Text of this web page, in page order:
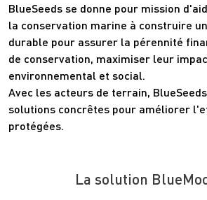
BlueSeeds se donne pour mission
la conservation marine à construire
durable pour assurer la pérennité
de conservation, maximiser leur
environnemental et social.
Avec les acteurs de terrain,
solutions concrêtes pour améliorer
protégées.
La solution